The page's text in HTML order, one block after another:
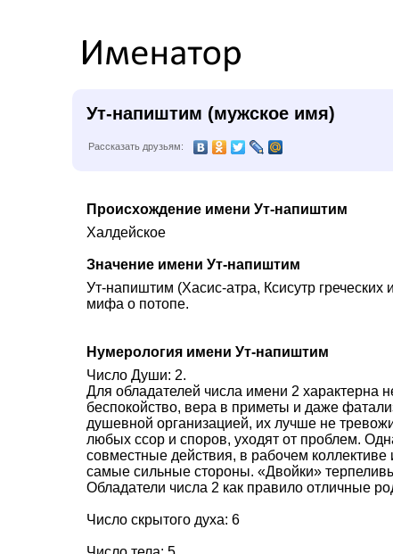
Ут-напиштим (мужское имя)
Рассказать друзьям:
Происхождение имени Ут-напиштим
Халдейское
Значение имени Ут-напиштим
Ут-напиштим (Хасис-атра, Ксисутр
мифа о потопе.
Нумерология имени Ут-напиштим
Число Души: 2.
Для обладателей числа имени 2 характерна
беспокойство, вера в приметы и даже
душевной организацией, их лучше не
любых ссор и споров, уходят от проблем.
совместные действия, в рабочем
самые сильные стороны. «Двойки»
Обладатели числа 2 как правило отличные
Число скрытого духа: 6